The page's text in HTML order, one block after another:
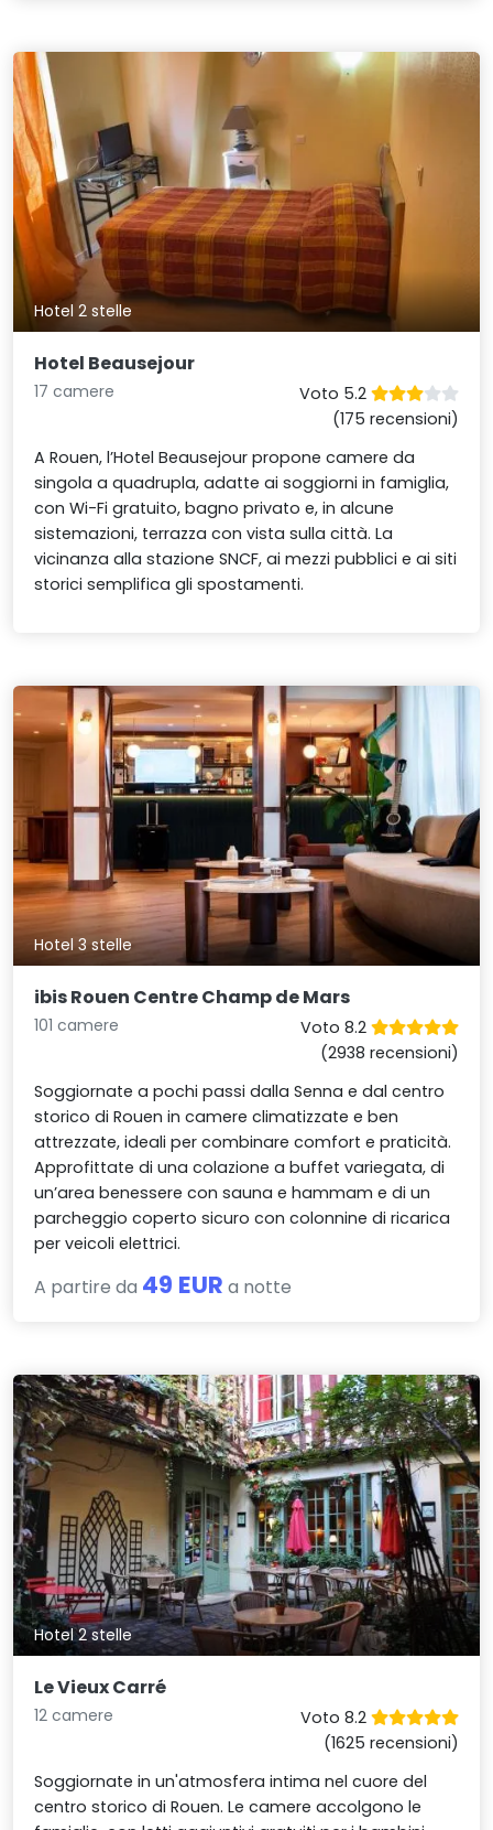
Hotel 2 stelle
Hotel Beausejour
17 camere
Voto 5.2
(175 recensioni)
A Rouen, l’Hotel Beausejour propone camere da
singola a quadrupla, adatte ai soggiorni in famiglia,
con Wi-Fi gratuito, bagno privato e, in alcune
sistemazioni, terrazza con vista sulla città. La
vicinanza alla stazione SNCF, ai mezzi pubblici e ai siti
storici semplifica gli spostamenti.
Hotel 3 stelle
ibis Rouen Centre Champ de Mars
101 camere
Voto 8.2
(2938 recensioni)
Soggiornate a pochi passi dalla Senna e dal centro
storico di Rouen in camere climatizzate e ben
attrezzate, ideali per combinare comfort e praticità.
Approfittate di una colazione a buffet variegata, di
un’area benessere con sauna e hammam e di un
parcheggio coperto sicuro con colonnine di ricarica
per veicoli elettrici.
A partire da 49 EUR a notte
Hotel 2 stelle
Le Vieux Carré
12 camere
Voto 8.2
(1625 recensioni)
Soggiornate in un'atmosfera intima nel cuore del
centro storico di Rouen. Le camere accolgono le